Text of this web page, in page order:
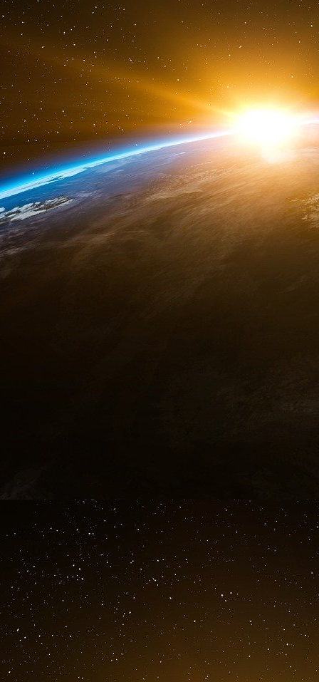
À de nombreuses reprises, les autorités
laquelle l’extension supposée de l’Otan dans
de l’entrée en guerre de la Russie. Elle
rapprochement entre Séoul et Tokyo sous le
China Daily sous forme de l’aigle américain
une autre avec le drapeau de la Corée du Sud
Alliances et contre-alliances, le ministre
mardi 2 mai. Il est ce vendredi au Pakistan
apprend ce matin dans le Global Times que
troupes au Laos en mai pour participer à
« bouclier de l’amitié ».